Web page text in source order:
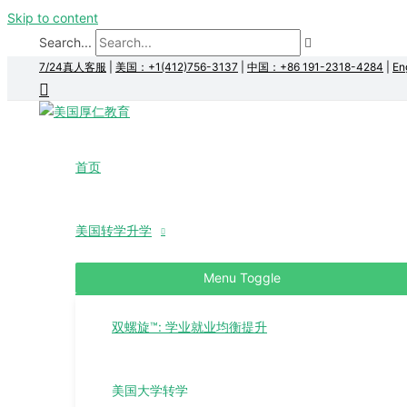
Skip to content
Search...
7/24真人客服 美国：+1(412)756-3137 中国：+86 191-2318-4284
首页
美国转学升学
Menu Toggle
双螺旋™: 学业就业均衡提升
美国大学转学